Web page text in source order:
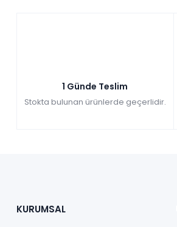
1 Günde Teslim
Stokta bulunan ürünlerde geçerlidir.
KURUMSAL